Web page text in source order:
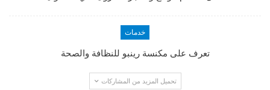
خدمات
تعرف على مكنسة رينبو للنظافة والصحة
تحميل المزيد من المشاركات